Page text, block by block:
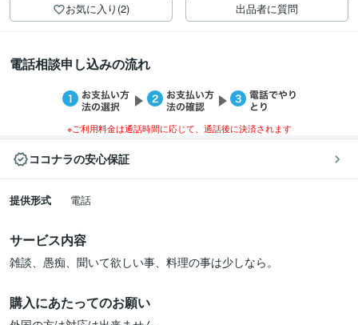
お気に入り(2) 出品者に質問
電話相談申し込みの流れ
※ご利用料金は通話時間に応じて、通話後に決済されます
ココナラの安心保証
提供形式 電話
サービス内容
雑談、愚痴、聞いて欲しい事、料理の事は少しなら。
購入にあたってのお願い